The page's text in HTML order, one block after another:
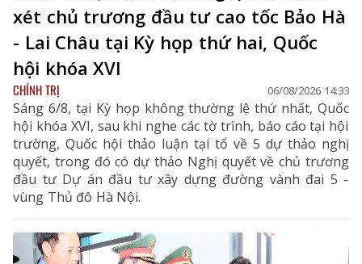
xét chủ trương đầu tư cao tốc Bảo Hà
- Lai Châu tại Kỳ họp thứ hai, Quốc
hội khóa XVI
CHÍNH TRỊ 06/08/2026 14:33
Sáng 6/8, tại Kỳ họp không thường lệ thứ nhất, Quốc
hội khóa XVI, sau khi nghe các tờ trình, báo cáo tại hội
trường, Quốc hội thảo luận tại tổ về 5 dự thảo nghị
quyết, trong đó có dự thảo Nghị quyết về chủ trương
đầu tư Dự án đầu tư xây dựng đường vành đai 5 -
vùng Thủ đô Hà Nội.